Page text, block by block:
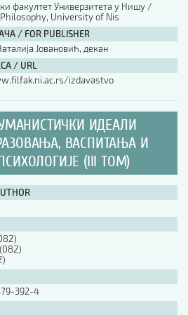
факултет Универзитета у Нишу /
University of Nis
/ FOR PUBLISHER
Јовановић, декан
/ URL
izdavastvo
ИДЕАЛИ
ВАСПИТАЊА И
(III ТОМ)
392-4